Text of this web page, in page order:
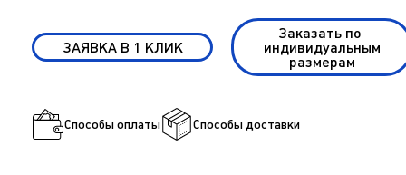
ЗАЯВКА В 1 КЛИК
Заказать по
индивидуальным
размерам
Способы оплаты Способы доставки